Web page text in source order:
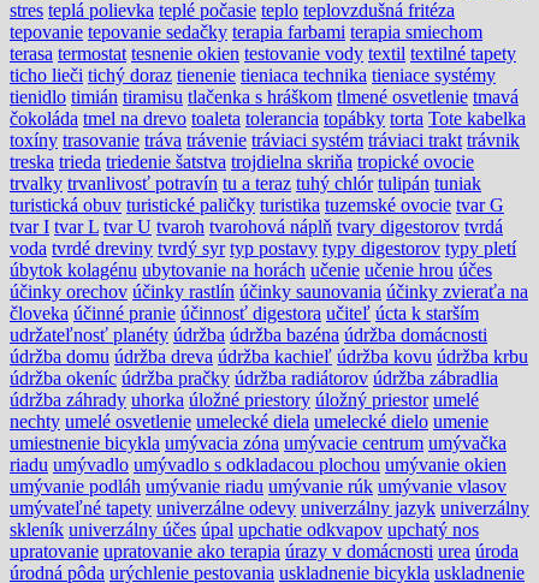
stres teplá polievka teplé počasie teplo teplovzdušná fritéza
tepovanie tepovanie sedačky terapia farbami terapia smiechom
terasa termostat tesnenie okien testovanie vody textil textilné tapety
ticho lieči tichý doraz tienenie tieniaca technika tieniace systémy
tienidlo timián tiramisu tlačenka s hráškom tlmené osvetlenie tmavá
čokoláda tmel na drevo toaleta tolerancia topábky torta Tote kabelka
toxíny trasovanie tráva trávenie tráviaci systém tráviaci trakt trávnik
treska trieda triedenie šatstva trojdielna skriňa tropické ovocie
trvalky trvanlivosť potravín tu a teraz tuhý chlór tulipán tuniak
turistická obuv turistické paličky turistika tuzemské ovocie tvar G
tvar I tvar L tvar U tvaroh tvarohová náplň tvary digestorov tvrdá
voda tvrdé dreviny tvrdý syr typ postavy typy digestorov typy pletí
úbytok kolagénu ubytovanie na horách učenie učenie hrou účes
účinky orechov účinky rastlín účinky saunovania účinky zvieraťa na
človeka účinné pranie účinnosť digestora učiteľ úcta k starším
udržateľnosť planéty údržba údržba bazéna údržba domácnosti
údržba domu údržba dreva údržba kachieľ údržba kovu údržba krbu
údržba okeníc údržba pračky údržba radiátorov údržba zábradlia
údržba záhrady uhorka úložné priestory úložný priestor umelé
nechty umelé osvetlenie umelecké diela umelecké dielo umenie
umiestnenie bicykla umývacia zóna umývacie centrum umývačka
riadu umývadlo umývadlo s odkladacou plochou umývanie okien
umývanie podláh umývanie riadu umývanie rúk umývanie vlasov
umývateľné tapety univerzálne odevy univerzálny jazyk univerzálny
skleník univerzálny účes úpal upchatie odkvapov upchatý nos
upratovanie upratovanie ako terapia úrazy v domácnosti urea úroda
úrodná pôda urýchlenie pestovania uskladnenie bicykla uskladnenie